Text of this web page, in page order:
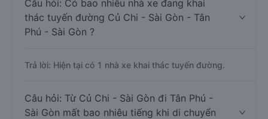
Câu hỏi: Có bao nhiêu nhà xe đang khai
thác tuyến đường Củ Chi - Sài Gòn - Tân
Phú - Sài Gòn ?
Trả lời: Hiện tại có 1 nhà xe khai thác tuyến đường.
Câu hỏi: Từ Củ Chi - Sài Gòn đi Tân Phú -
Sài Gòn mất bao nhiêu tiếng khi di chuyển